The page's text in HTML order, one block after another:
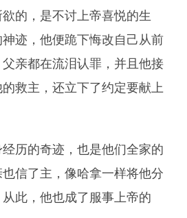
的，是不讨上帝喜悦的生
迹，他便跪下悔改自己从前
亲都在流泪认罪，并且他接
救主，还立下了约定要献上
历的奇迹，也是他们全家的
信了主，像哈拿一样将他分
此，他也成了服事上帝的